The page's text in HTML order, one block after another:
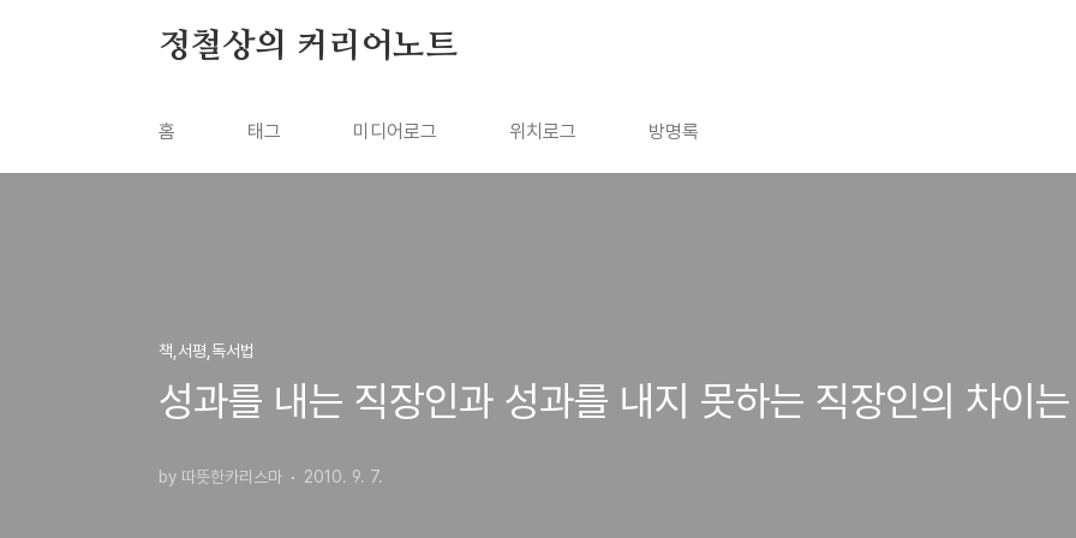
정철상의 커리어노트
홈 태그 미디어로그 위치로그 방명록
책,서평,독서법
성과를 내는 직장인과 성과를 내지 못하는 직장인의 차이
by 따뜻한카리스마 2010. 9. 7.